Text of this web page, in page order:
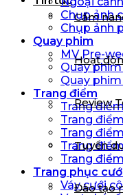
Cẩm
Hoạt
Review
Tuyển
Đào tạo
Chụp ảnh
Chụp ảnh
Quay phim
MV Pre-
Quay
Quay
Trang điểm
Trang
Trang
Trang
Trang
Trang
Trang phục
Váy cưới